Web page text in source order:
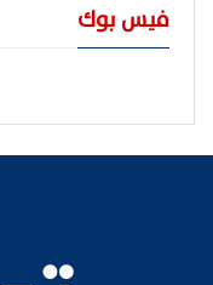
فيس بوك